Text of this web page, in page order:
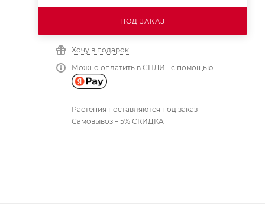
ПОД ЗАКАЗ
Хочу в подарок
Можно оплатить в СПЛИТ с помощью
Растения поставляются под заказ
Самовывоз – 5% СКИДКА